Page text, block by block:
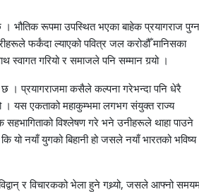
भौतिक रूपमा उपस्थित भएका बाहेक प्रयागराज पुग्न
फर्कंदा ल्याएको पवित्र जल करोडौँ मानिसका
स्वागत गरियो र समाजले पनि सम्मान गर्‍यो ।
। प्रयागराजमा कसैले कल्पना गरेभन्दा पनि धेरै
यस एकताको महाकुम्भमा लगभग संयुक्त राज्य
सहभागिताको विश्लेषण गरे भने उनीहरूले थाहा पाउने
यो नयाँ युगको बिहानी हो जसले नयाँ भारतको भविष्य
र विचारकको भेला हुने गथ्र्यो, जसले आफ्नो